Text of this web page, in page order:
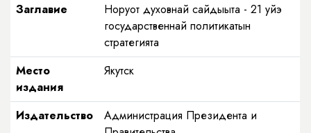
Заглавие
Норуот духовнай сайдыыта - 21 уйэ
государственнай политикатын
стратегията
Место
издания
Якутск
Издательство
Администрация Президента и